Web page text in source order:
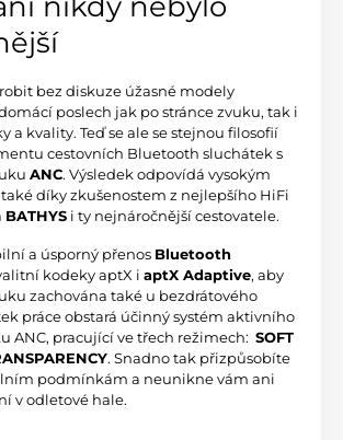
bez diskuze úžasné modely
poslech jak po stránce zvuku, tak i
a kvality. Teď se ale se stejnou filosofií
cestovních Bluetooth sluchátek s
ANC. Výsledek odpovídá vysokým
díky zkušenostem z nejlepšího HiFi
BATHYS i ty nejnáročnější cestovatele.
a úsporný přenos Bluetooth
kodeky aptX i aptX Adaptive, aby
zachována také u bezdrátového
práce obstará účinný systém aktivního
ANC, pracující ve třech režimech: SOFT
. Snadno tak přizpůsobíte
podmínkám a neunikne vám ani
v odletové hale.